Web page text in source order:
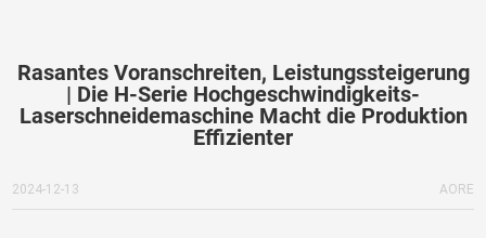
Rasantes Voranschreiten, Leistungssteigerung
| Die H-Serie Hochgeschwindigkeits-
Laserschneidemaschine Macht die Produktion
Effizienter
2024-12-13 AORE